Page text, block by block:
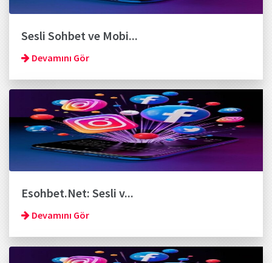
Sesli Sohbet ve Mobi...
Devamını Gör
Esohbet.Net: Sesli v...
Devamını Gör